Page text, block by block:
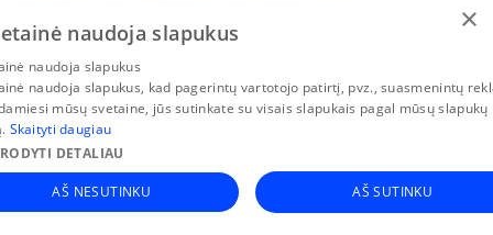
individualiai pritaikytą finansavimą mažoms ir vidutinėms
įmonėms tada, kai joms to labiausiai reikia.
+370 5 270 8802
I–V 09:00–17:00
Lietuvos filialas:
×
naudoja slapukus
naudoja slapukus
naudoja slapukus, kad pagerintų vartotojo patirtį, pvz., suasmenintų
mūsų svetaine, jūs sutinkate su visais slapukais pagal mūsų slapukų
Skaityti daugiau
DETALIAU
AŠ SUTINKU
AŠ NESUTINKU